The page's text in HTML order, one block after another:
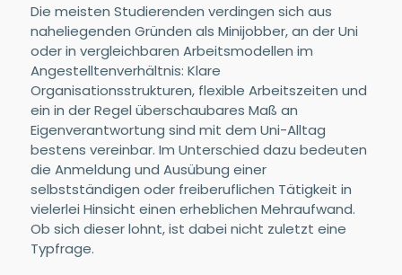
Die meisten Studierenden verdingen sich aus
naheliegenden Gründen als Minijobber, an der Uni
oder in vergleichbaren Arbeitsmodellen im
Angestelltenverhältnis: Klare
Organisationsstrukturen, flexible Arbeitszeiten und
ein in der Regel überschaubares Maß an
Eigenverantwortung sind mit dem Uni-Alltag
bestens vereinbar. Im Unterschied dazu bedeuten
die Anmeldung und Ausübung einer
selbstständigen oder freiberuflichen Tätigkeit in
vielerlei Hinsicht einen erheblichen Mehraufwand.
Ob sich dieser lohnt, ist dabei nicht zuletzt eine
Typfrage.